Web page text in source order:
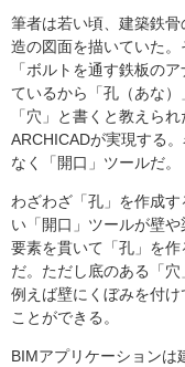
筆者は若い頃、建築鉄
造の図面を描いていた
「ボルトを通す鉄板の
ているから「孔（あな
「穴」と書くと教えら
ARCHICADが実現する
なく「開口」ツールだ。
わざわざ「孔」を作成
い「開口」ツールが壁
要素を貫いて「孔」を
だ。ただし底のある「穴
例えば壁にくぼみを付
ことができる。
BIMアプリケーションは